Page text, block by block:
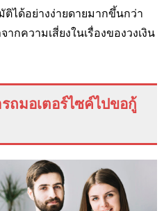
ได้อย่างง่ายดายมากขึ้นกว่า
กความเสี่ยงในเรื่องของวงเงิน
ถมอเตอร์ไซค์ไปขอกู้